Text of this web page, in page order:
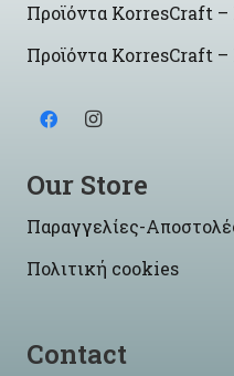
Προϊόντα KorresCraft –
Προϊόντα KorresCraft
Our Store
Παραγγελίες-
Πολιτική cookies
Contact